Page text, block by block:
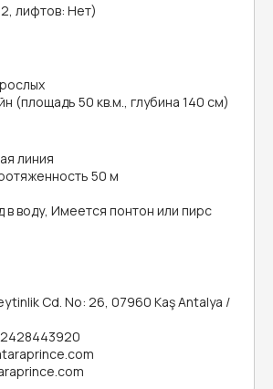
лифтов: Нет)
(площадь 50 кв.м., глубина 140 см)
линия
50 м
в воду, Имеется понтон или пирс
Cd. No: 26, 07960 Kaş Antalya /